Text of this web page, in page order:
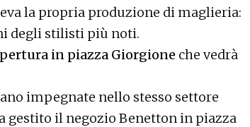
la propria produzione di maglieria:
degli stilisti più noti.
in piazza Giorgione che vedrà
impegnate nello stesso settore
gestito il negozio Benetton in piazza